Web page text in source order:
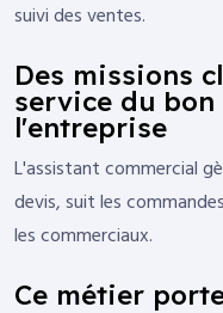
suivi des ventes.
Des missions
service du
l'entreprise
L'assistant commercial
devis, suit les
les commerciaux.
Ce métier